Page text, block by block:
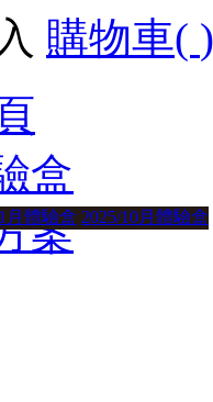
購物車( )
盒
月體驗盒 2025/10月體驗盒
案